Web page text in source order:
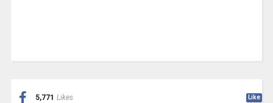
5,771 Likes Like